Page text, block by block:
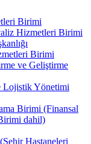
Birimi
Hizmetleri Birimi
Birimi
ve Geliştirme
Lojistik Yönetimi
Birimi (Finansal
dahil)
Hastaneleri